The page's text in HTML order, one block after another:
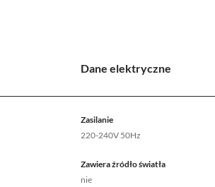
Dane elektryczne
Zasilanie
220-240V 50Hz
Zawiera źródło światła
nie